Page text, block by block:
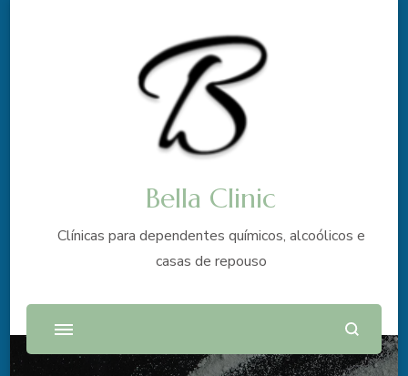
Bella Clinic
Clínicas para dependentes químicos, alcoólicos e
casas de repouso